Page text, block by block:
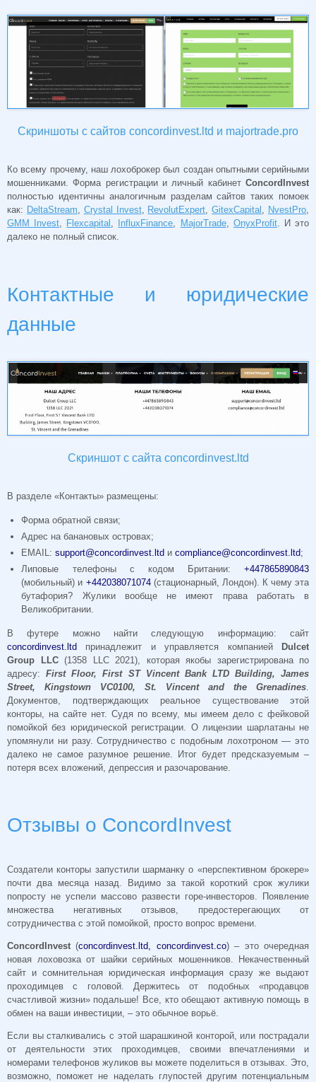
Скриншоты с сайтов concordinvest.ltd и majortrade.pro
Ко всему прочему, наш лохоброкер был создан опытными серийными
мошенниками. Форма регистрации и личный кабинет ConcordInvest
полностью идентичны аналогичным разделам сайтов таких помоек
как: DeltaStream Crystal Invest, RevolutExpert ,GitexCapital NvestPro
GMM Invest
Flexcapital InfluxFinance MajorTrade, OnyxProfit. И это
далеко не полный список.
Контактные и юридические
данные
Скриншот с сайта concordinvest.ltd
В разделе «Контакты» размещены:
Форма обратной связи;
Адрес на банановых островах;
EMAIL:support@concordinvest.ltd иcompliance@concordinvest.ltd;
Липовые телефоны с кодом Британии: +447865890843
(мобильный) и +442038071074(стационарный, Лондон). К чему эта
бутафория? Жулики вообще не имеют права работать в
Великобритании.
В футере можно найти следующую информацию: сайт
concordinvest.ltd принадлежит и управляется компанией Dulcet
Group LLC(1358 LLC 2021), которая якобы зарегистрирована по
адресу:FirstFloor,First ST Vincent Bank LTD Building,James
Street, Kingstown VC0100, St. Vincent and the Grenadines
Документов, подтверждающих реальное существование этой
конторы, на сайте нет. Судя по всему, мы имеем дело с фейковой
помойкой без юридической регистрации. О лицензии шарлатаны не
упомянули ни разу. Сотрудничество с подобным лохотроном — это
далеко не самое разумное решение. Итог будет предсказуемым –
потеря всех вложений, депрессия и разочарование.
Отзывы о ConcordInvest
Создатели конторы запустили шарманку о «перспективном брокере»
почти два месяца назад. Видимо за такой короткий срок жулики
попросту не успели массово развести горе-инвесторов. Появление
множества негативных отзывов, предостерегающих от
сотрудничества с этой помойкой, просто вопрос времени.
ConcordInvest (concordinvest.ltd, concordinvest.co) – это очередная
новая лоховозка от шайки серийных мошенников. Некачественный
сайт и сомнительная юридическая информация сразу же выдают
проходимцев с головой. Держитесь от подобных «продавцов
счастливой жизни» подальше! Все, кто обещают активную помощь в
обмен на ваши инвестиции, – это обычное ворьё.
Если вы сталкивались с этой шарашкиной конторой, или пострадали
от деятельности этих проходимцев, своими впечатлениями и
номерами телефонов жуликов вы можете поделиться в отзывах. Это,
возможно, поможет не наделать глупостей другим потенциальным